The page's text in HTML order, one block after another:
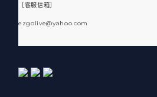
［客服信箱］
ezgolive@yahoo.com